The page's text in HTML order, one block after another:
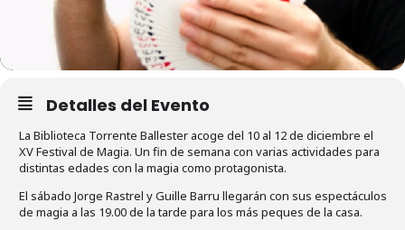
Detalles del Evento
La Biblioteca Torrente Ballester acoge del 10 al 12 de diciembre el
XV Festival de Magia. Un fin de semana con varias actividades para
distintas edades con la magia como protagonista.
El sábado Jorge Rastrel y Guille Barru llegarán con sus espectáculos
de magia a las 19.00 de la tarde para los más peques de la casa.